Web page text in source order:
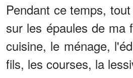
Pendant ce temps,
sur les épaules de ma
cuisine, le ménage,
fils, les courses, la